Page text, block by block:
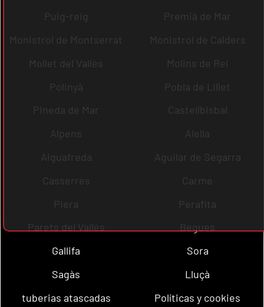
Puig-reig
Premià de Mar
Monistrol de Montserrat
Monistrol de Calders
Mollet del Vallès
Molins de Rei
Polinyà
Pobla de Lillet
Pineda de Mar
Castellbisbal
Alpens
Alella
Aiguafreda
Aguilar de Segarra
Casserres
Carme
Piera
Perafita
Parets del Vallès
Begues
Gallifa
Sora
Sagàs
Lluçà
tuberias atascadas
Políticas y cookies